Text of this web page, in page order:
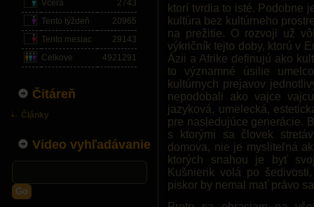
Včera
2743
Tento týždeň
20965
Tento mesiac
29143
Celkove
4921291
Čitáreň
Články
Video vyhľadávanie
Go
ktorí tvrdia to isté. Podobne
kultúra bez kultúrneho
na prežitie. O rozvoji už
výkričník tejto doby, ktorú v
Ázii a Afrike definujú ako
to významné úsilie
kultúrnych prejavov
nepodobali ako vajce
jazyková, umelecká,
pre nasledujúce generácie.
s ktorými sa človek
domova, nie je mysliteľná
ktorých snahou je byť
Kušnierik volá po
piskor by nemal mať právo